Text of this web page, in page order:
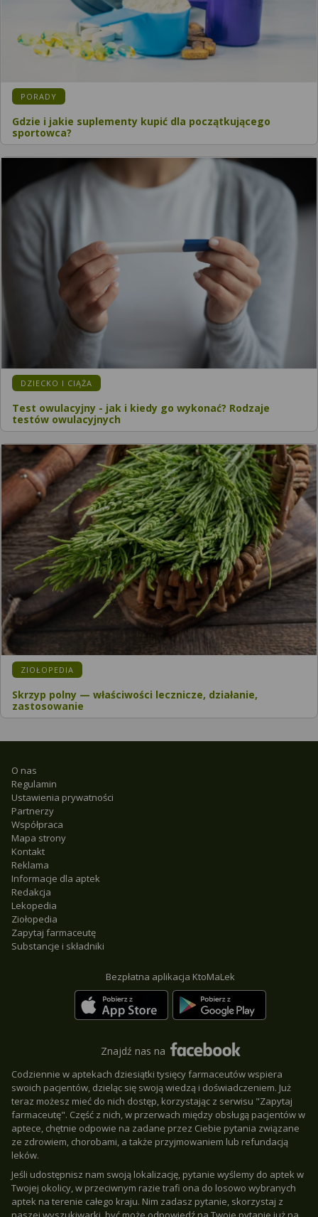
PORADY
Gdzie i jakie suplementy kupić dla początkującego
sportowca?
DZIECKO I CIĄŻA
Test owulacyjny - jak i kiedy go wykonać? Rodzaje
testów owulacyjnych
ZIOŁOPEDIA
Skrzyp polny — właściwości lecznicze, działanie,
zastosowanie
O nas
Regulamin
Ustawienia prywatności
Partnerzy
Współpraca
Mapa strony
Kontakt
Reklama
Informacje dla aptek
Redakcja
Lekopedia
Ziołopedia
Zapytaj farmaceutę
Substancje i składniki
Bezpłatna aplikacja KtoMaLek
Znajdź nas na
Codziennie w aptekach dziesiątki tysięcy farmaceutów wspiera
swoich pacjentów, dzieląc się swoją wiedzą i doświadczeniem. Już
teraz możesz mieć do nich dostęp, korzystając z serwisu "Zapytaj
farmaceutę". Część z nich, w przerwach między obsługą pacjentów w
aptece, chętnie odpowie na zadane przez Ciebie pytania związane
ze zdrowiem, chorobami, a także przyjmowaniem lub refundacją
leków.
Jeśli udostępnisz nam swoją lokalizację, pytanie wyślemy do aptek w
Twojej okolicy, w przeciwnym razie trafi ona do losowo wybranych
aptek na terenie całego kraju. Nim zadasz pytanie, skorzystaj z